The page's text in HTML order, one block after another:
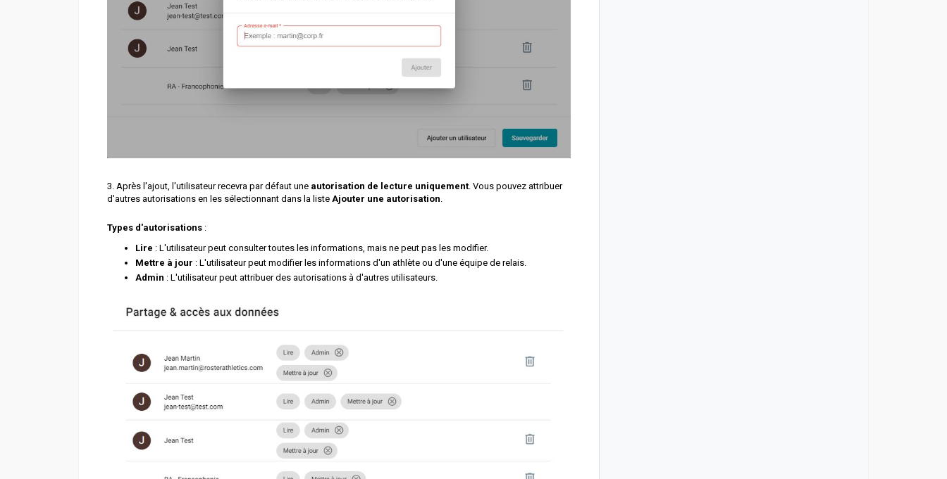
3. Après l'ajout, l'utilisateur recevra par défaut une autorisation de lecture uniquement . Vous pouvez attribuer
d'autres autorisations en les sélectionnant dans la liste Ajouter une autorisation
Types d'autorisations :
Lire : L'utilisateur peut consulter toutes les informations, mais ne peut pas les modifier.
Mettre à jour : L'utilisateur peut modifier les informations d'un athlète ou d'une équipe de relais.
Admin : L'utilisateur peut attribuer des autorisations à d'autres utilisateurs.